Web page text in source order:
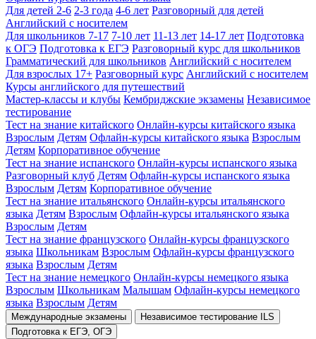
Для детей 2-6 2-3 года 4-6 лет Разговорный для детей
Английский с носителем
Для школьников 7-17 7-10 лет 11-13 лет 14-17 лет Подготовка
к ОГЭ Подготовка к ЕГЭ Разговорный курс для школьников
Грамматический для школьников Английский с носителем
Для взрослых 17+ Разговорный курс Английский с носителем
Курсы английского для путешествий
Мастер-классы и клубы Кембриджские экзамены Независимое
тестирование
Тест на знание китайского Онлайн-курсы китайского языка
Взрослым Детям Офлайн-курсы китайского языка Взрослым
Детям Корпоративное обучение
Тест на знание испанского Онлайн-курсы испанского языка
Разговорный клуб Детям Офлайн-курсы испанского языка
Взрослым Детям Корпоративное обучение
Тест на знание итальянского Онлайн-курсы итальянского
языка Детям Взрослым Офлайн-курсы итальянского языка
Взрослым Детям
Тест на знание французского Онлайн-курсы французского
языка Школьникам Взрослым Офлайн-курсы французского
языка Взрослым Детям
Тест на знание немецкого Онлайн-курсы немецкого языка
Взрослым Школьникам Малышам Офлайн-курсы немецкого
языка Взрослым Детям
Международные экзамены
Независимое тестирование ILS
Подготовка к ЕГЭ, ОГЭ